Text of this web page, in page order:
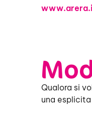
Qualora si
una